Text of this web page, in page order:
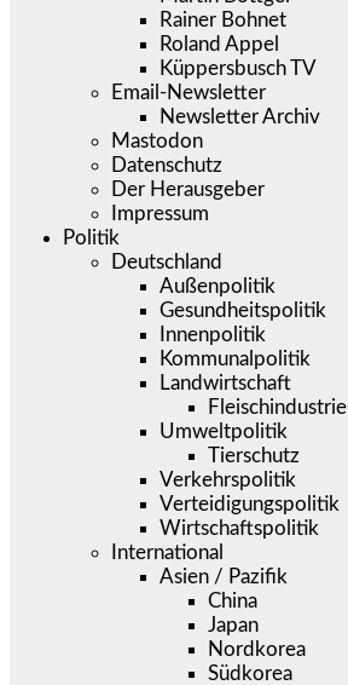
Rainer Bohnet
Roland Appel
Küppersbusch TV
Email-Newsletter
Newsletter Archiv
Mastodon
Datenschutz
Der Herausgeber
Impressum
Politik
Deutschland
Außenpolitik
Gesundheitspolitik
Innenpolitik
Kommunalpolitik
Landwirtschaft
Fleischindustrie
Umweltpolitik
Tierschutz
Verkehrspolitik
Verteidigungspolitik
Wirtschaftspolitik
International
Asien / Pazifik
China
Japan
Nordkorea
Südkorea